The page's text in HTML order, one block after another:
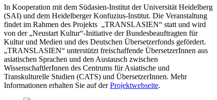
In Kooperation mit dem Südasien-Institut der Universität Heidelberg
(SAI) und dem Heidelberger Konfuzius-Institut. Die Veranstaltung
findet im Rahmen des Projekts „TRANSLASIEN“ statt und wird
von der „Neustart Kultur“-Initiative der Bundesbeauftragten für
Kultur und Medien und des Deutschen Übersetzerfonds gefördert.
„TRANSLASIEN“ unterstützt freischaffende ÜbersetzerInnen aus
asiatischen Sprachen und den Austausch zwischen
WissenschaftlerInnen des Centrums für Asiatische und
Transkulturelle Studien (CATS) und ÜbersetzerInnen. Mehr
Informationen erhalten Sie auf derProjektwebseite.